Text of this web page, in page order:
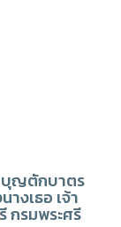
บุญตักบาตร
งเธอ เจ้า
กรมพระศรี